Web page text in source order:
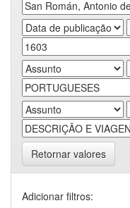
Retornar valores
Adicionar filtros: